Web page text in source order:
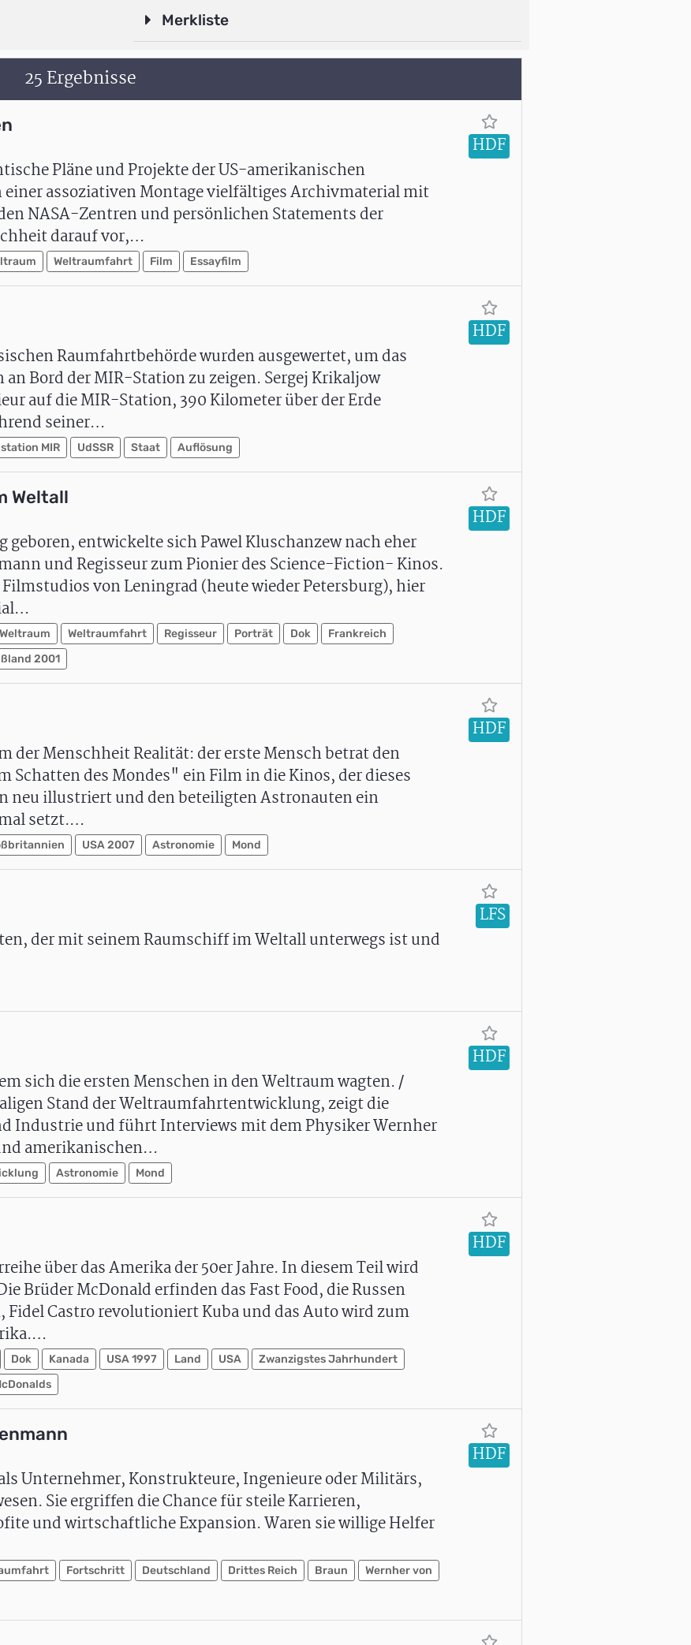
Merkliste
25 Ergebnisse
Pläne und Projekte der US-amerikanischen
assoziativen Montage vielfältiges Archivmaterial mit
NASA-Zentren und persönlichen Statements der
darauf vor,…
Weltraumfahrt Film Essayfilm
HDF
Raumfahrtbehörde wurden ausgewertet, um das
Bord der MIR-Station zu zeigen. Sergej Krikaljow
auf die MIR-Station, 390 Kilometer über der Erde
seiner…
MIR UdSSR Staat Auflösung
HDF
Weltall
geboren, entwickelte sich Pawel Kluschanzew nach eher
und Regisseur zum Pionier des Science-Fiction- Kinos.
von Leningrad (heute wieder Petersburg), hier
Weltraum Weltraumfahrt Regisseur Porträt Dok
Frankreich
2001
HDF
der Menschheit Realität: der erste Mensch betrat den
des Mondes" ein Film in die Kinos, der dieses
neu illustriert und den beteiligten Astronauten ein
setzt.…
USA 2007 Astronomie Mond
HDF
der mit seinem Raumschiff im Weltall unterwegs ist und
LFS
sich die ersten Menschen in den Weltraum wagten. /
Stand der Weltraumfahrtentwicklung, zeigt die
Industrie und führt Interviews mit dem Physiker Wernher
amerikanischen…
Astronomie Mond
HDF
über das Amerika der 50er Jahre. In diesem Teil wird
Brüder McDonald erfinden das Fast Food, die Russen
Castro revolutioniert Kuba und das Auto wird zum
Dok Kanada USA 1997 Land USA
Zwanzigstes Jahrhundert
HDF
Unternehmer, Konstrukteure, Ingenieure oder Militärs,
Sie ergriffen die Chance für steile Karrieren,
und wirtschaftliche Expansion. Waren sie willige Helfer
Fortschritt Deutschland Drittes Reich Braun
Wernher von
HDF